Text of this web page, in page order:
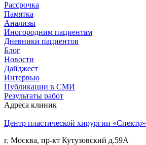
Рассрочка
Памятка
Анализы
Иногородним пациентам
Дневники пациентов
Блог
Новости
Дайджест
Интервью
Публикации в СМИ
Результаты работ
Адреса клиник
Центр пластической хирургии «Спектр»
г. Москва, пр-кт Кутузовский д.59А